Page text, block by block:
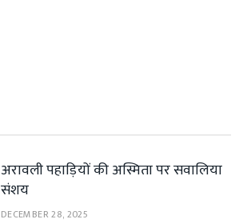
अरावली पहाड़ियों की अस्मिता पर सवालिया
संशय
DECEMBER 28, 2025